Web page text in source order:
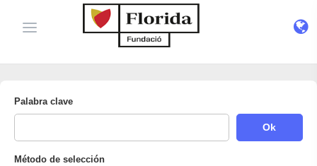
Palabra clave
Ok
Método de selección